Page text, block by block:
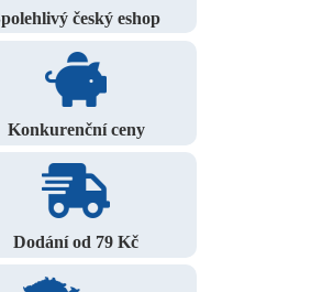
český eshop
Konkurenční ceny
Dodání od 79 Kč